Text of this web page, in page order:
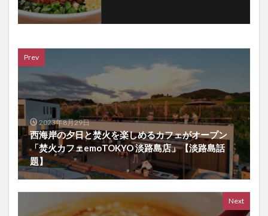
Prev
2023年8月29日
西海岸の夕日と焚火を楽しめるカフェがオープン
「焚火カフェemoTOKYO 淡路島店」【淡路島話
題】
Next